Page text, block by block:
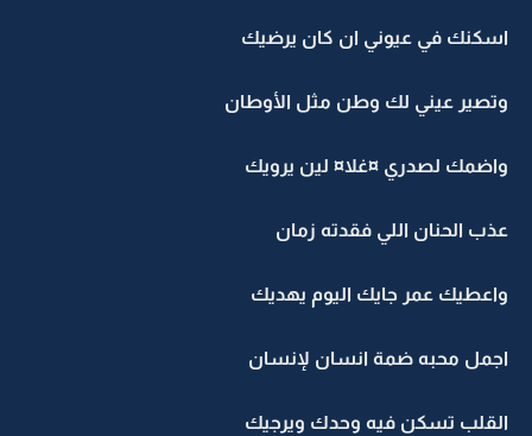
اسكنك في عيوني ان كان يرضيك
وتصير عيني لك وطن مثل الأوطان
واضمك لصدري ¤غلا¤ لين يرويك
عذب الحنان اللي فقدته زمان
واعطيك عمر جايك اليوم يهديك
اجمل محبه ضمة انسان لإنسان
القلب تسكن فيه وحدك ويرجيك